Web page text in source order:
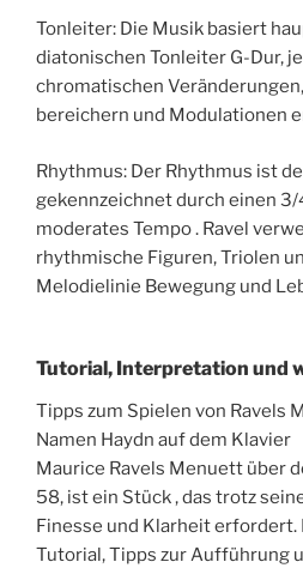
Tonleiter: Die Musik basiert
diatonischen Tonleiter G-Dur,
chromatischen
bereichern und Modulationen
Rhythmus: Der Rhythmus ist
gekennzeichnet durch einen 3/
moderates Tempo . Ravel
rhythmische Figuren, Triolen
Melodielinie Bewegung und
Tutorial, Interpretation und
Tipps zum Spielen von Ravels
Namen Haydn auf dem Klavier
Maurice Ravels Menuett über
58, ist ein Stück , das trotz
Finesse und Klarheit erfordert.
Tutorial, Tipps zur Aufführung